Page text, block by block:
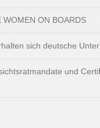
WOMEN ON BOARDS
sich deutsche
und